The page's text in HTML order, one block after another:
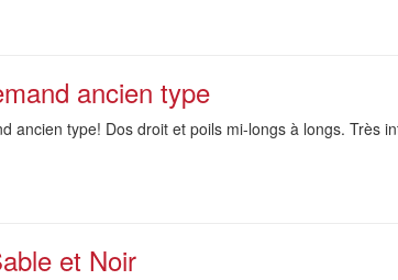
ancien type
ancien type! Dos droit et poils mi-longs à longs. Très
et Noir